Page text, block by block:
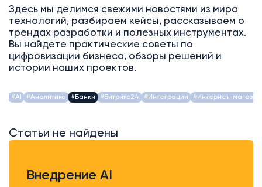
Здесь мы делимся свежими новостями из мира
технологий, разбираем кейсы, рассказываем о
трендах разработки и полезных инструментах.
Вы найдете практические советы по
цифровизации бизнеса, обзоры решений и
истории наших проектов.
#AI #Аналитика #Банки #Битрикс24 #Интеграции #Интернет-
Статьи не найдены
Внедрение AI